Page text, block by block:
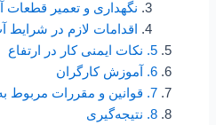
نگهداری و تعمیر قطعات
اقدامات لازم در شرایط
5. نکات ایمنی کار در ارتفاع
6. آموزش کارگران
7. قوانین و مقررات مربوط به ایمنی داربست
8. نتیجه‌گیری